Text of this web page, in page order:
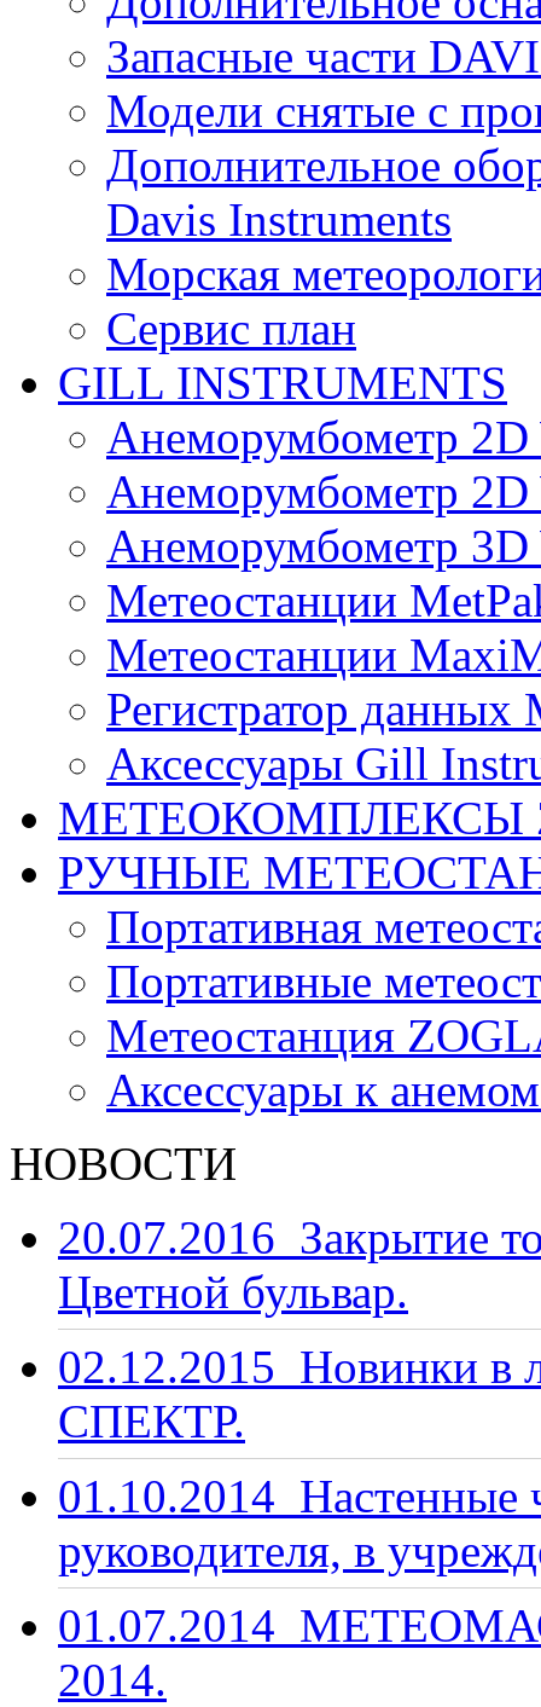
Запасные части
Модели снятые с
Дополнительное
Davis Instruments
Морская
Сервис план
GILL INSTRUMENTS
Анеморумбометр 2D
Анеморумбометр 2D
Анеморумбометр 3D
Метеостанции
Метеостанции
Регистратор данных
Аксессуары Gill
МЕТЕОКОМПЛЕКСЫ
РУЧНЫЕ
Портативная
Портативные
Mетеостанция
Аксессуары к
НОВОСТИ
20.07.2016 Закрытие
Цветной бульвар.
02.12.2015 Новинки в
СПЕКТР.
01.10.2014 Настенные
руководителя, в
01.07.2014
2014.